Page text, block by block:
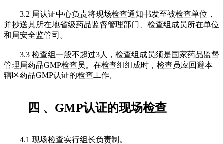
3.2 局认证中心负责将现场检查通知书发至被检查单位，
并抄送其所在地省级药品监督管理部门、检查组成员所在单位
和局安全监管司。
3.3 检查组一般不超过3人，检查组成员须是国家药品监督
管理局药品GMP检查员。在检查组组成时，检查员应回避本
辖区药品GMP认证的检查工作。
四 、GMP认证的现场检查
4.1 现场检查实行组长负责制。